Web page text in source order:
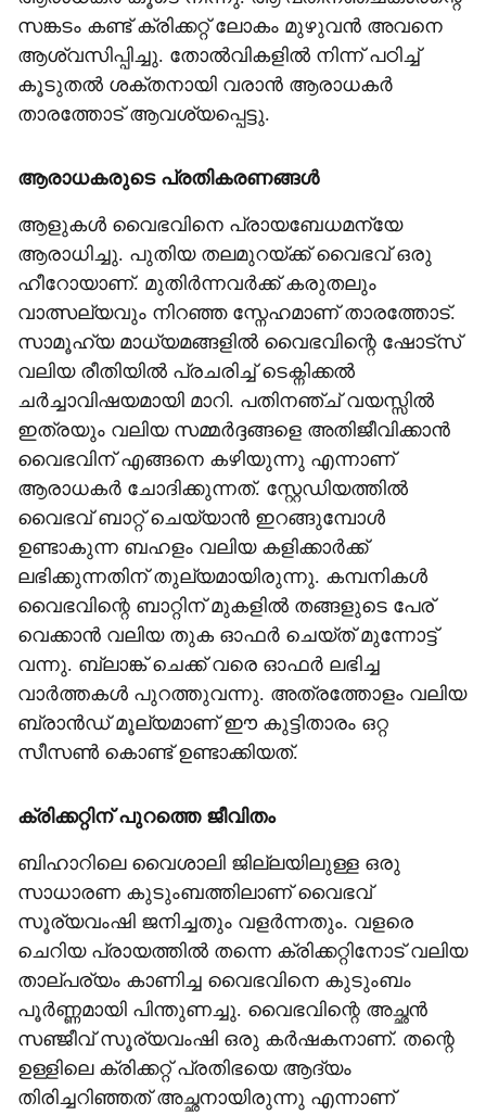
സങ്കടം കണ്ട് ക്രിക്കറ്റ് ലോകം മുഴുവൻ അവനെ
ആശ്വസിപ്പിച്ചു. തോൽവികളിൽ നിന്ന് പഠിച്ച്
കൂടുതൽ ശക്തനായി വരാൻ ആരാധകർ
താരത്തോട് ആവശ്യപ്പെട്ടു.
ആരാധകരുടെ പ്രതികരണങ്ങൾ
ആളുകൾ വൈഭവിനെ പ്രായബേധമന്യേ
ആരാധിച്ചു. പുതിയ തലമുറയ്ക്ക് വൈഭവ് ഒരു
ഹീറോയാണ്. മുതിർന്നവർക്ക് കരുതലും
വാത്സല്യവും നിറഞ്ഞ സ്നേഹമാണ് താരത്തോട്.
സാമൂഹ്യ മാധ്യമങ്ങളിൽ വൈഭവിന്റെ ഷോട്സ്
വലിയ രീതിയിൽ പ്രചരിച്ച് ടെക്നിക്കൽ
ചർച്ചാവിഷയമായി മാറി. പതിനഞ്ച് വയസ്സിൽ
ഇത്രയും വലിയ സമ്മർദ്ദങ്ങളെ അതിജീവിക്കാൻ
വൈഭവിന് എങ്ങനെ കഴിയുന്നു എന്നാണ്
ആരാധകർ ചോദിക്കുന്നത്. സ്റ്റേഡിയത്തിൽ
വൈഭവ് ബാറ്റ് ചെയ്യാൻ ഇറങ്ങുമ്പോൾ
ഉണ്ടാകുന്ന ബഹളം വലിയ കളിക്കാർക്ക്
ലഭിക്കുന്നതിന് തുല്യമായിരുന്നു. കമ്പനികൾ
വൈഭവിന്റെ ബാറ്റിന് മുകളിൽ തങ്ങളുടെ പേര്
വെക്കാൻ വലിയ തുക ഓഫർ ചെയ്ത് മുന്നോട്ട്
വന്നു. ബ്ലാങ്ക് ചെക്ക് വരെ ഓഫർ ലഭിച്ച
വാർത്തകൾ പുറത്തുവന്നു. അത്രത്തോളം വലിയ
ബ്രാൻഡ് മൂല്യമാണ് ഈ കുട്ടിതാരം ഒറ്റ
സീസൺ കൊണ്ട് ഉണ്ടാക്കിയത്.
ക്രിക്കറ്റിന് പുറത്തെ ജീവിതം
ബിഹാറിലെ വൈശാലി ജില്ലയിലുള്ള ഒരു
സാധാരണ കുടുംബത്തിലാണ് വൈഭവ്
സൂര്യവംഷി ജനിച്ചതും വളർന്നതും. വളരെ
ചെറിയ പ്രായത്തിൽ തന്നെ ക്രിക്കറ്റിനോട് വലിയ
താല്പര്യം കാണിച്ച വൈഭവിനെ കുടുംബം
പൂർണ്ണമായി പിന്തുണച്ചു. വൈഭവിന്റെ അച്ഛൻ
സഞ്ജീവ് സൂര്യവംഷി ഒരു കർഷകനാണ്. തന്റെ
ഉള്ളിലെ ക്രിക്കറ്റ് പ്രതിഭയെ ആദ്യം
തിരിച്ചറിഞ്ഞത് അച്ഛനായിരുന്നു എന്നാണ്